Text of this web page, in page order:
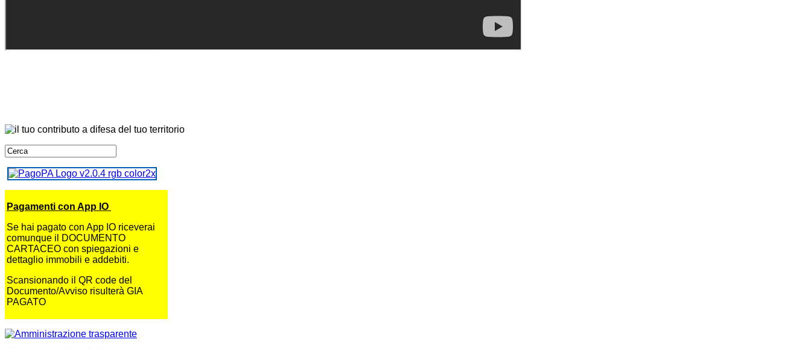
Pagamenti con App IO
Se hai pagato con App IO riceverai
comunque il DOCUMENTO
CARTACEO con spiegazioni e
dettaglio immobili e addebiti.
Scansionando il QR code del
Documento/Avviso risulterà GIA
PAGATO